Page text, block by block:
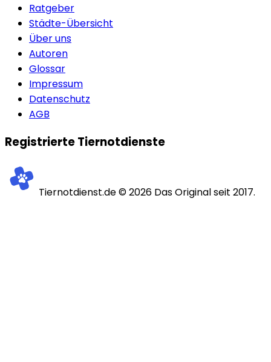
Ratgeber
Städte-Übersicht
Über uns
Autoren
Glossar
Impressum
Datenschutz
AGB
Registrierte Tiernotdienste
Tiernotdienst.de ©2026 Das Original seit 2017.